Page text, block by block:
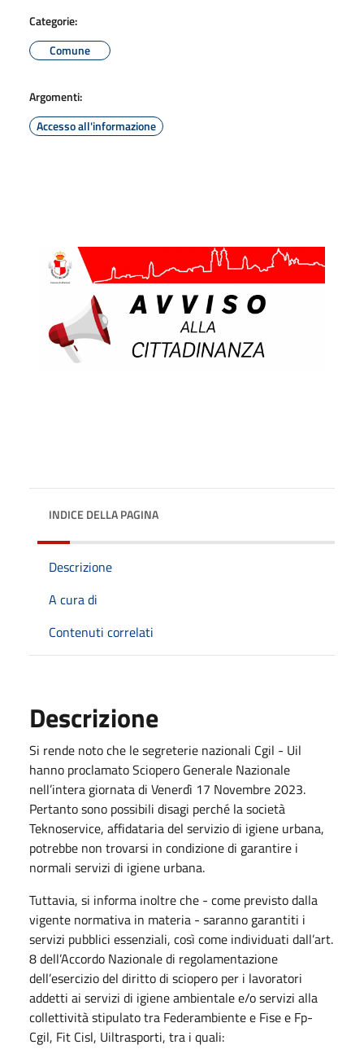
Categorie:
Comune
Argomenti:
Accesso all'informazione
INDICE DELLA PAGINA
Descrizione
A cura di
Contenuti correlati
Descrizione
Si rende noto che le segreterie nazionali Cgil - Uil
hanno proclamato Sciopero Generale Nazionale
nell’intera giornata di Venerdì 17 Novembre 2023.
Pertanto sono possibili disagi perché la società
Teknoservice, affidataria del servizio di igiene urbana,
potrebbe non trovarsi in condizione di garantire i
normali servizi di igiene urbana.
Tuttavia, si informa inoltre che - come previsto dalla
vigente normativa in materia - saranno garantiti i
servizi pubblici essenziali, così come individuati dall’art.
8 dell’Accordo Nazionale di regolamentazione
dell’esercizio del diritto di sciopero per i lavoratori
addetti ai servizi di igiene ambientale e/o servizi alla
collettività stipulato tra Federambiente e Fise e Fp-
Cgil, Fit Cisl, Uiltrasporti, tra i quali: